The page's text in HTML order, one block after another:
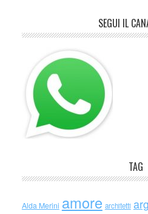
SEGUI IL
TAG
Alda Merini amore architetti